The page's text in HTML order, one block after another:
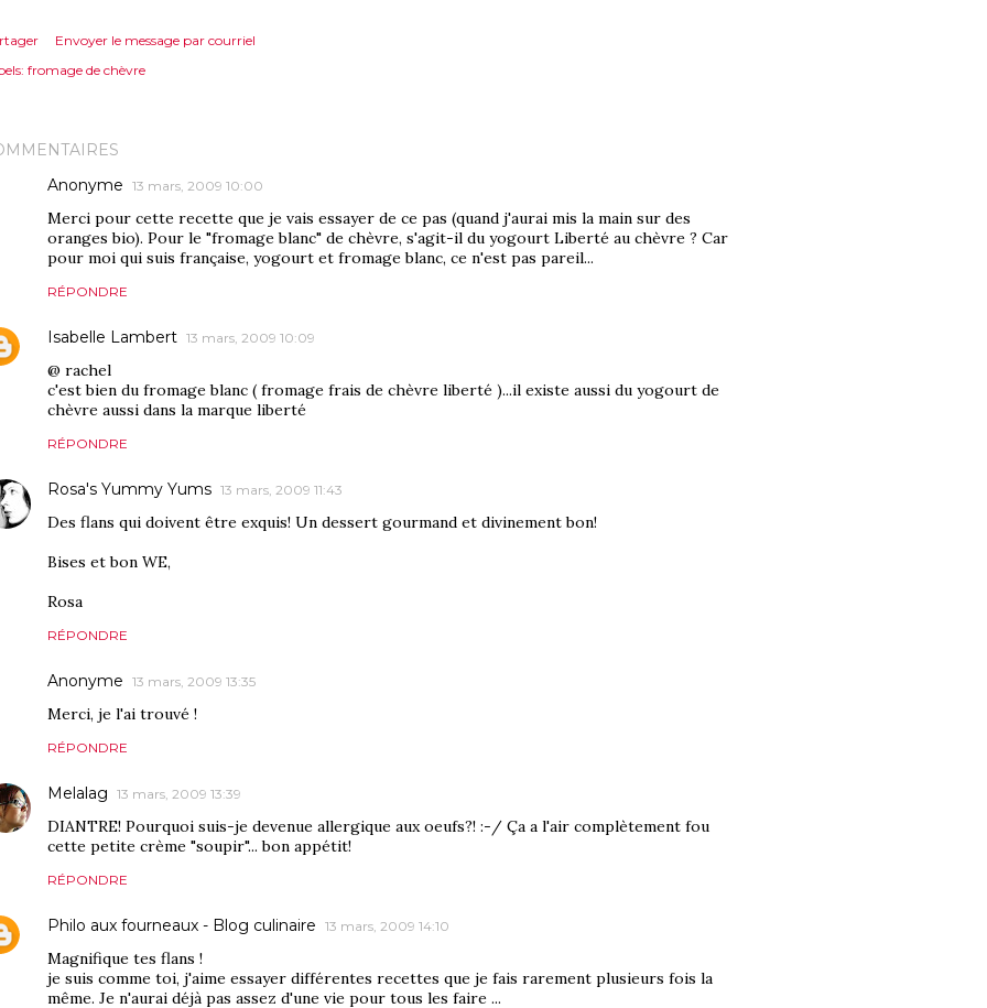
Envoyer le message par courriel
fromage de chèvre
Anonyme 13 mars, 2009 10:00
Merci pour cette recette que je vais essayer de ce pas (quand j'aurai mis la main sur des
oranges bio). Pour le "fromage blanc" de chèvre, s'agit-il du yogourt Liberté au chèvre ? Car
pour moi qui suis française, yogourt et fromage blanc, ce n'est pas pareil...
RÉPONDRE
Isabelle Lambert 13 mars, 2009 10:09
@ rachel
c'est bien du fromage blanc ( fromage frais de chèvre liberté )...il existe aussi du yogourt de
chèvre aussi dans la marque liberté
RÉPONDRE
Rosa's Yummy Yums 13 mars, 2009 11:43
Des flans qui doivent être exquis! Un dessert gourmand et divinement bon!
Bises et bon WE,
Rosa
RÉPONDRE
Anonyme 13 mars, 2009 13:35
Merci, je l'ai trouvé !
RÉPONDRE
Melalag 13 mars, 2009 13:39
DIANTRE! Pourquoi suis-je devenue allergique aux oeufs?! :-/ Ça a l'air complètement fou
cette petite crème "soupir"... bon appétit!
RÉPONDRE
Philo aux fourneaux - Blog culinaire 13 mars, 2009 14:10
Magnifique tes flans !
je suis comme toi, j'aime essayer différentes recettes que je fais rarement plusieurs fois la
même. Je n'aurai déjà pas assez d'une vie pour tous les faire ...